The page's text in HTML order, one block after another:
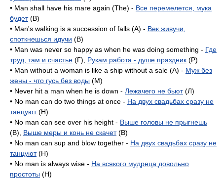
• Man shall have his mare again (The) - Все перемелется, мука
будет(B)
• Man's walking is a succession of falls (A) - Век живучи,
споткнешься идучи (B)
• Man was never so happy as when he was doing something - Где
труд, там и счастье (Г), Рукам работа - душе праздник (P)
• Man without a woman is like a ship without a sale (A) - Муж без
жены - что гусь без воды (M)
• Never hit a man when he is down - Лежачего не бьют(Л)
• No man can do two things at once - На двух свадьбах сразу не
танцуют(H)
• No man can see over his height - Выше головы не прыгнешь
(B), Выше меры и конь не скачет(B)
• No man can sup and blow together - На двух свадьбах сразу не
танцуют(H)
• No man is always wise - На всякого мудреца довольно
простоты (H)